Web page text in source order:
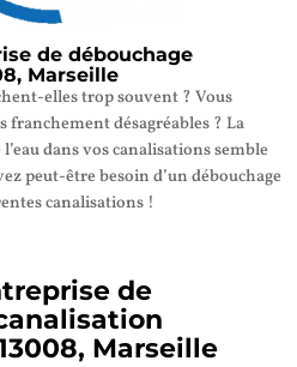
de débouchage
Marseille
elles trop souvent ? Vous
franchement désagréables ? La
dans vos canalisations semble
peut-être besoin d’un débouchage
canalisations !
de
Marseille